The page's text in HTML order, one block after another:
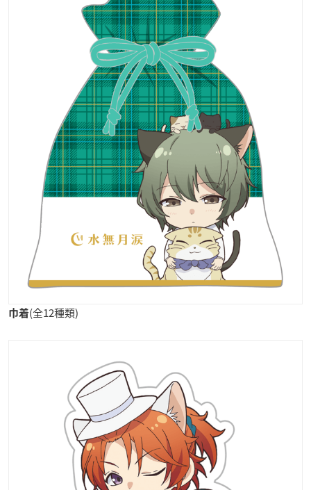
巾着(全12種類)